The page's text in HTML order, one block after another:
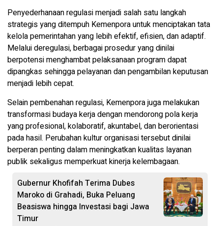
Penyederhanaan regulasi menjadi salah satu langkah
strategis yang ditempuh Kemenpora untuk menciptakan tata
kelola pemerintahan yang lebih efektif, efisien, dan adaptif.
Melalui deregulasi, berbagai prosedur yang dinilai
berpotensi menghambat pelaksanaan program dapat
dipangkas sehingga pelayanan dan pengambilan keputusan
menjadi lebih cepat.
Selain pembenahan regulasi, Kemenpora juga melakukan
transformasi budaya kerja dengan mendorong pola kerja
yang profesional, kolaboratif, akuntabel, dan berorientasi
pada hasil. Perubahan kultur organisasi tersebut dinilai
berperan penting dalam meningkatkan kualitas layanan
publik sekaligus memperkuat kinerja kelembagaan.
Gubernur Khofifah Terima Dubes
Maroko di Grahadi, Buka Peluang
Beasiswa hingga Investasi bagi Jawa
Timur